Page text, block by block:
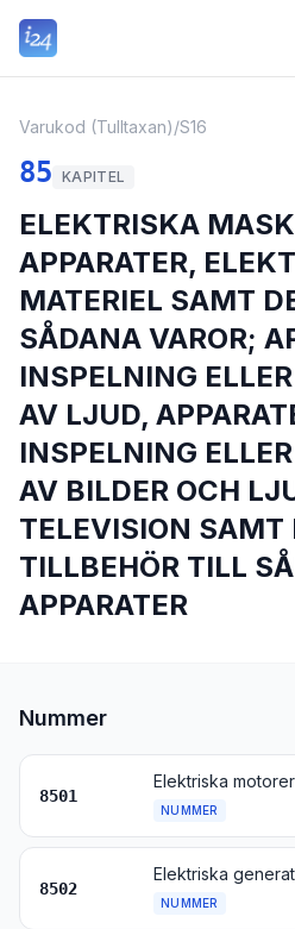
Varukod (Tulltaxan)/S16
85 KAPITEL
ELEKTRISKA
APPARATER,
MATERIEL SAMT
SÅDANA VAROR;
INSPELNING
AV LJUD,
INSPELNING
AV BILDER OCH
TELEVISION SAMT
TILLBEHÖR TILL
APPARATER
Nummer
8501
NUMMER
8502
NUMMER